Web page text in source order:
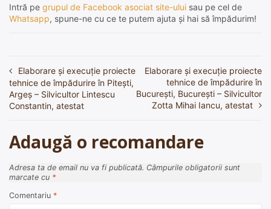
Intră pe grupul de Facebook asociat site-ului sau pe cel de
Whatsapp, spune-ne cu ce te putem ajuta și hai să împădurim!
Navigare
în
articole
Elaborare și execuție proiecte
tehnice de împădurire în Pitești,
Argeș – Silvicultor Lintescu
Constantin, atestat
Elaborare și execuție proiecte
tehnice de împădurire în
Bucureşti, București – Silvicultor
Zotta Mihai Iancu, atestat
Adaugă o recomandare
Adresa ta de email nu va fi publicată. Câmpurile obligatorii sunt
marcate cu *
Comentariu *